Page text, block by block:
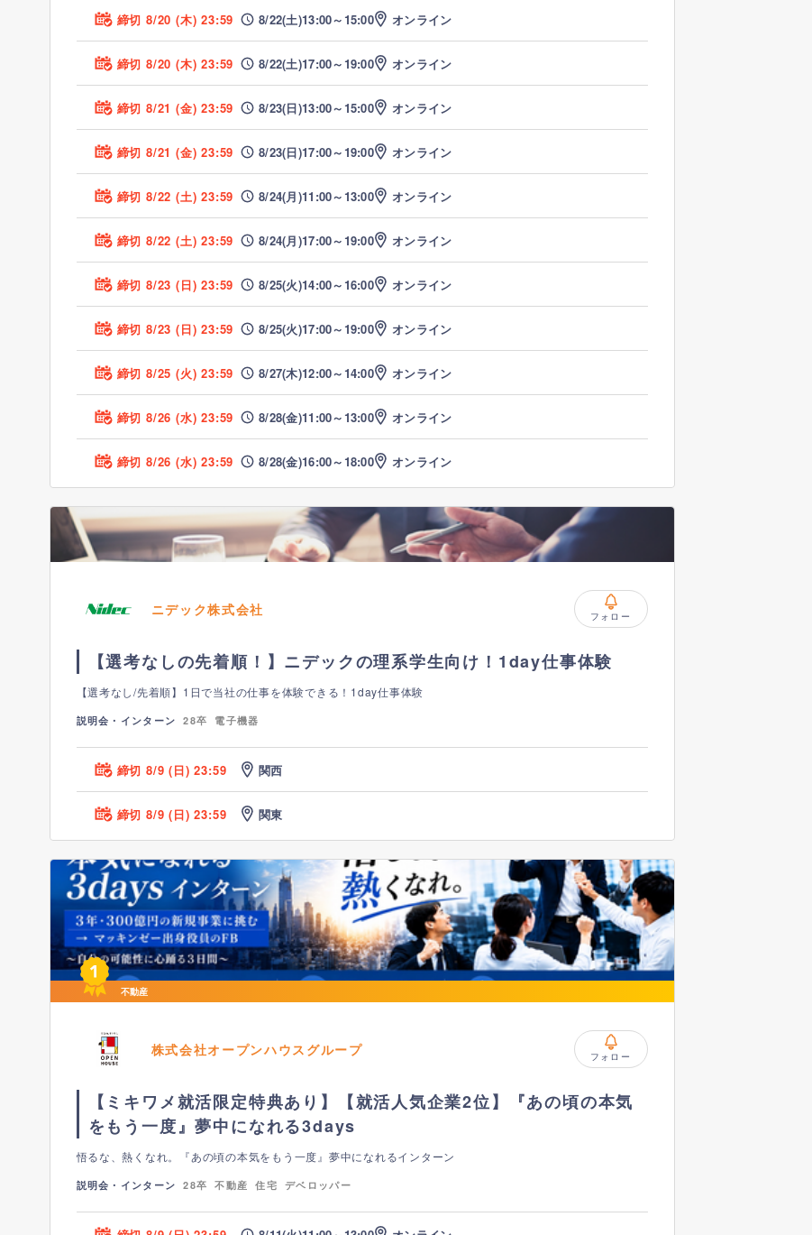
締切 8/20 (木) 23:59 8/22(土)13:00～ 15:00 オンライン
締切 8/20 (木) 23:59 8/22(土)17:00～ 19:00 オンライン
締切 8/21 (金) 23:59 8/23(日)13:00～ 15:00 オンライン
締切 8/21 (金) 23:59 8/23(日)17:00～ 19:00 オンライン
締切 8/22 (土) 23:59 8/24(月)11:00～ 13:00 オンライン
締切 8/22 (土) 23:59 8/24(月)17:00～ 19:00 オンライン
締切 8/23 (日) 23:59 8/25(火)14:00～ 16:00 オンライン
締切 8/23 (日) 23:59 8/25(火)17:00～ 19:00 オンライン
締切 8/25 (火) 23:59 8/27(木)12:00～ 14:00 オンライン
締切 8/26 (水) 23:59 8/28(金)11:00～ 13:00 オンライン
締切 8/26 (水) 23:59 8/28(金)16:00～ 18:00 オンライン
ニデック株式会社 フォロー
【選考なしの先着順！】ニデックの理系学生向け！1day仕事体験
【選考なし/先着順】1日で当社の仕事を体験できる！1day仕事体験
説明会・インターン 28卒 電子機器
締切 8/9 (日) 23:59 関西
締切 8/9 (日) 23:59 関東
不動産
株式会社オープンハウスグループ フォロー
【ミキワメ就活限定特典あり】【就活人気企業2位】『あの頃の本気
をもう一度』夢中になれる3days
悟るな、熱くなれ。『あの頃の本気をもう一度』夢中になれるインターン
説明会・インターン 28卒 不動産 住宅 デベロッパー
フォローしました！
フォローするとフォローした企業からのイベント通知や、
特別オファーが届く可能性が高まります。
しばらくこのメッセージを表示しない
フォローするにはログインが必要です。
フォローをするとフォローした企業からのイベント通知や、
特別オファーが届く可能性が高まります。
会員登録 ログイン